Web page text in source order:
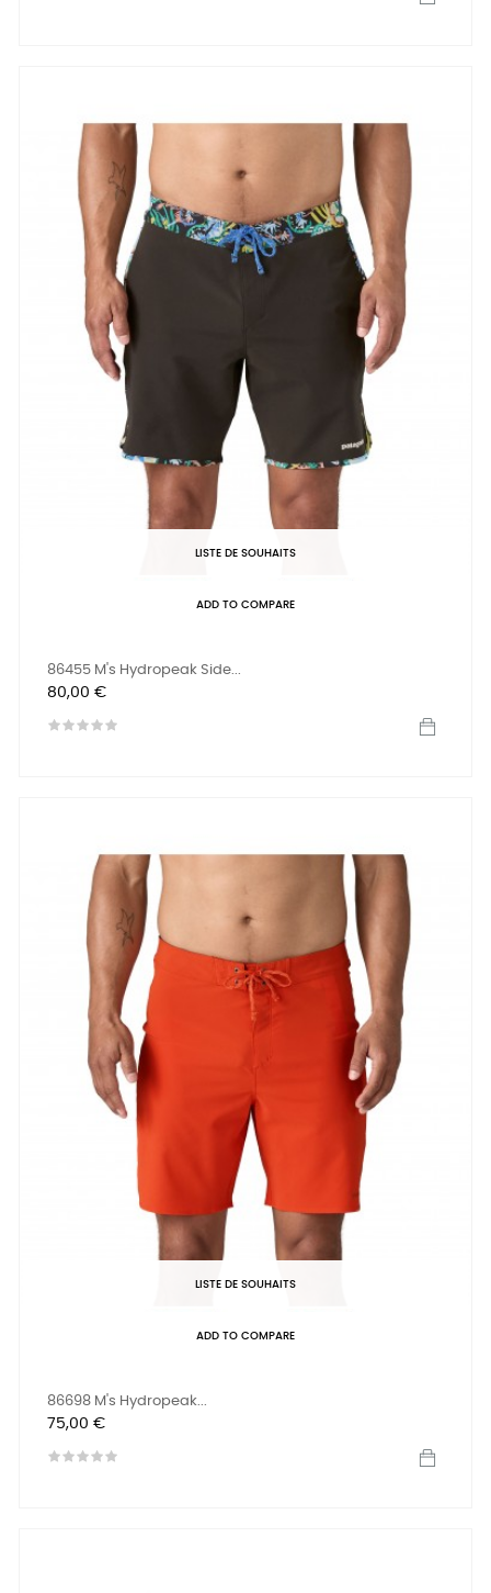
LISTE DE SOUHAITS
ADD TO COMPARE
86455 M's Hydropeak Side...
Prix
80,00 €
LISTE DE SOUHAITS
ADD TO COMPARE
86698 M's Hydropeak...
Prix
75,00 €